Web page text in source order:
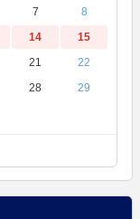
7
8
14
15
21
22
28
29